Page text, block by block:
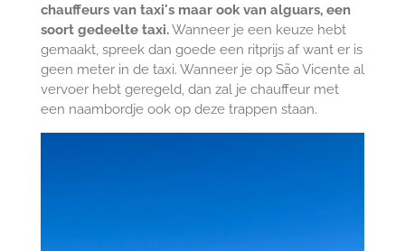
chauffeurs van taxi's maar ook van alguars, een
soort gedeelte taxi.Wanneer je een keuze hebt
gemaakt, spreek dan goede een ritprijs af want er is
geen meter in de taxi. Wanneer je op São Vicente al
vervoer hebt geregeld, dan zal je chauffeur met
een naambordje ook op deze trappen staan.